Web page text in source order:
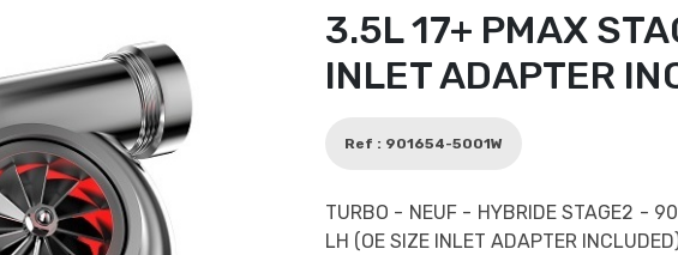
3.5L 17+ PMAX
INLET ADAPTER
Ref : 901654-5001W
TURBO - NEUF - HYBRIDE STAGE2 -
LH (OE SIZE INLET ADAPTER